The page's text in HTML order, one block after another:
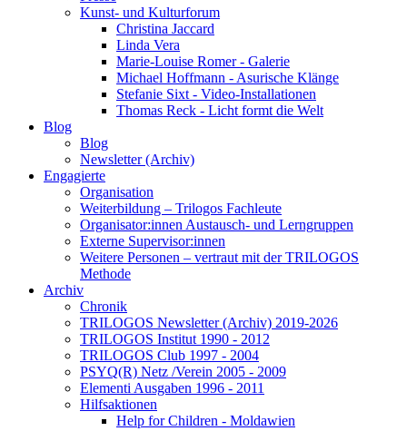
Kunst- und Kulturforum
Christina Jaccard
Linda Vera
Marie-Louise Romer - Galerie
Michael Hoffmann - Asurische Klänge
Stefanie Sixt - Video-Installationen
Thomas Reck - Licht formt die Welt
Blog
Blog
Newsletter (Archiv)
Engagierte
Organisation
Weiterbildung – Trilogos Fachleute
Organisator:innen Austausch- und Lerngruppen
Externe Supervisor:innen
Weitere Personen – vertraut mit der TRILOGOS
Methode
Archiv
Chronik
TRILOGOS Newsletter (Archiv) 2019-2026
TRILOGOS Institut 1990 - 2012
TRILOGOS Club 1997 - 2004
PSYQ(R) Netz /Verein 2005 - 2009
Elementi Ausgaben 1996 - 2011
Hilfsaktionen
Help for Children - Moldawien